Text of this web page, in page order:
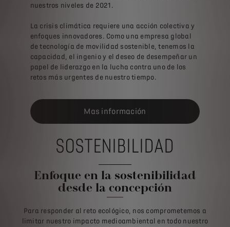
nuestros niveles de 2021.
La crisis climática requiere una acción colectiva y
enfoques innovadores. Como una empresa global
de tecnología de movilidad sostenible, tenemos la
capacidad, el ingenio y el deseo de desempeñar un
papel de liderazgo en la lucha contra uno de los
retos más urgentes de nuestro tiempo.
Mas información
SOSTENIBILIDAD
Enfoque en la sostenibilidad
desde la concepción
Para responder al reto ecológico, nos comprometemos a
limitar nuestro impacto medioambiental en todo nuestro